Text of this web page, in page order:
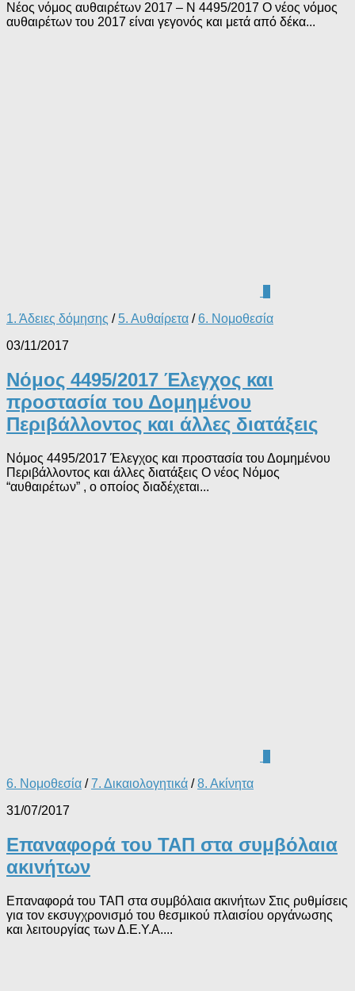
Νέος νόμος αυθαιρέτων 2017 – Ν 4495/2017 Ο νέος νόμος
αυθαιρέτων του 2017 είναι γεγονός και μετά από δέκα...
1. Άδειες δόμησης / 5. Αυθαίρετα / 6. Νομοθεσία
03/11/2017
Νόμος 4495/2017 Έλεγχος και
προστασία του Δομημένου
Περιβάλλοντος και άλλες διατάξεις
Νόμος 4495/2017 Έλεγχος και προστασία του Δομημένου
Περιβάλλοντος και άλλες διατάξεις Ο νέος Νόμος
“αυθαιρέτων” , ο οποίος διαδέχεται...
6. Νομοθεσία /7. Δικαιολογητικά /8. Ακίνητα
31/07/2017
Επαναφορά του ΤΑΠ στα συμβόλαια
ακινήτων
Επαναφορά του ΤΑΠ στα συμβόλαια ακινήτων Στις ρυθμίσεις
για τον εκσυγχρονισμό του θεσμικού πλαισίου οργάνωσης
και λειτουργίας των Δ.Ε.Υ.Α....